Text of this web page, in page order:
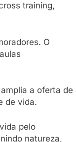
training,
O
a oferta de
de vida.
pelo
natureza,